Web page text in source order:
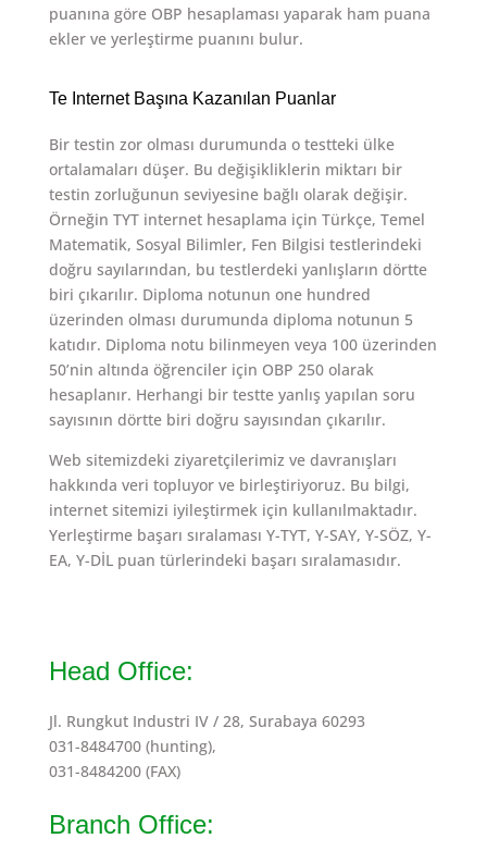
puanına göre OBP hesaplaması yaparak ham puana
ekler ve yerleştirme puanını bulur.
Te Internet Başına Kazanılan Puanlar
Bir testin zor olması durumunda o testteki ülke
ortalamaları düşer. Bu değişikliklerin miktarı bir
testin zorluğunun seviyesine bağlı olarak değişir.
Örneğin TYT internet hesaplama için Türkçe, Temel
Matematik, Sosyal Bilimler, Fen Bilgisi testlerindeki
doğru sayılarından, bu testlerdeki yanlışların dörtte
biri çıkarılır. Diploma notunun one hundred
üzerinden olması durumunda diploma notunun 5
katıdır. Diploma notu bilinmeyen veya 100 üzerinden
50’nin altında öğrenciler için OBP 250 olarak
hesaplanır. Herhangi bir testte yanlış yapılan soru
sayısının dörtte biri doğru sayısından çıkarılır.
Web sitemizdeki ziyaretçilerimiz ve davranışları
hakkında veri topluyor ve birleştiriyoruz. Bu bilgi,
internet sitemizi iyileştirmek için kullanılmaktadır.
Yerleştirme başarı sıralaması Y-TYT, Y-SAY, Y-SÖZ, Y-
EA, Y-DİL puan türlerindeki başarı sıralamasıdır.
Head Office:
Jl. Rungkut Industri IV / 28, Surabaya 60293
031-8484700 (hunting),
031-8484200 (FAX)
Branch Office: